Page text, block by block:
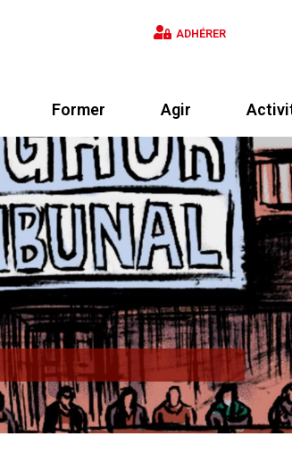
ADHÉRER
Former Agir